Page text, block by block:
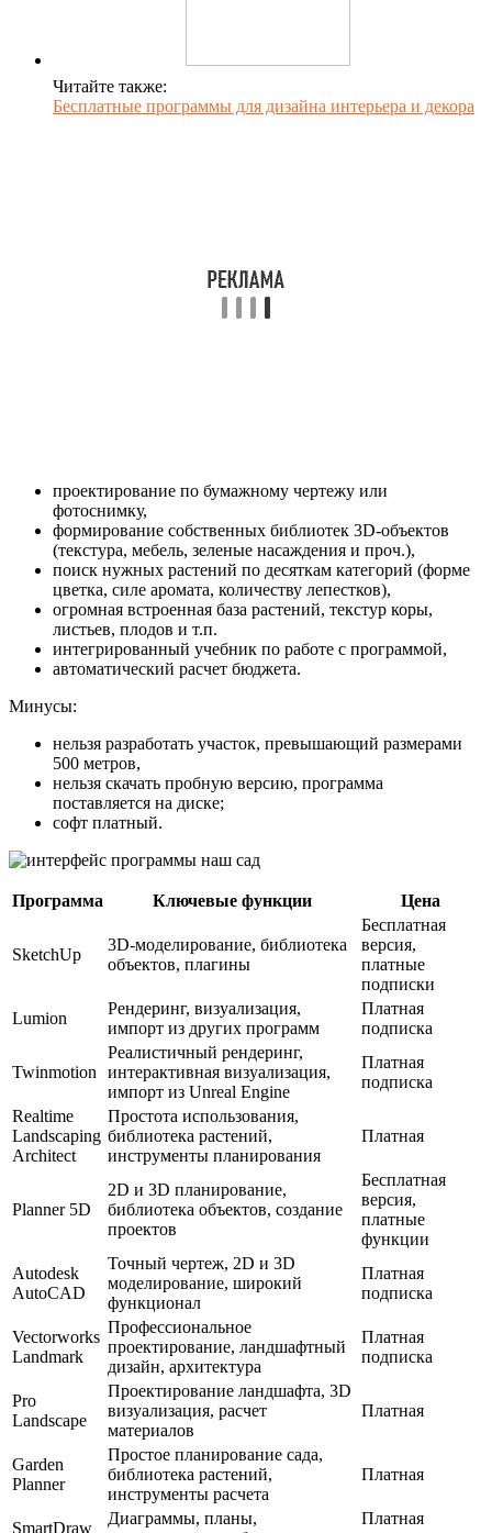
Читайте также:
Бесплатные программы для дизайна интерьера и декора
проектирование по бумажному чертежу или
фотоснимку,
формирование собственных библиотек 3D-объектов
(текстура, мебель, зеленые насаждения и проч.),
поиск нужных растений по десяткам категорий (форме
цветка, силе аромата, количеству лепестков),
огромная встроенная база растений, текстур коры,
листьев, плодов и т.п.
интегрированный учебник по работе с программой,
автоматический расчет бюджета.
Минусы:
нельзя разработать участок, превышающий размерами
500 метров,
нельзя скачать пробную версию, программа
поставляется на диске;
софт платный.
Программа Ключевые функции Цена
SketchUp
3D-моделирование, библиотека
объектов, плагины
Бесплатная
версия,
платные
подписки
Lumion
Рендеринг, визуализация,
импорт из других программ
Платная
подписка
Twinmotion
Реалистичный рендеринг,
интерактивная визуализация,
импорт из Unreal Engine
Платная
подписка
Realtime
Landscaping
Architect
Простота использования,
библиотека растений,
инструменты планирования
Платная
Planner 5D
2D и 3D планирование,
библиотека объектов, создание
проектов
Бесплатная
версия,
платные
функции
Autodesk
AutoCAD
Точный чертеж, 2D и 3D
моделирование, широкий
функционал
Платная
подписка
Vectorworks
Landmark
Профессиональное
проектирование, ландшафтный
дизайн, архитектура
Платная
подписка
Pro
Landscape
Проектирование ландшафта, 3D
визуализация, расчет
материалов
Платная
Garden
Planner
Простое планирование сада,
библиотека растений,
инструменты расчета
Платная
SmartDraw
Диаграммы, планы,
Платная